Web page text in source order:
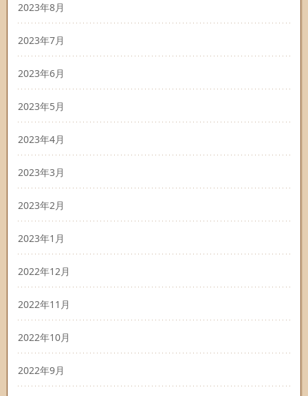
2023年8月
2023年7月
2023年6月
2023年5月
2023年4月
2023年3月
2023年2月
2023年1月
2022年12月
2022年11月
2022年10月
2022年9月